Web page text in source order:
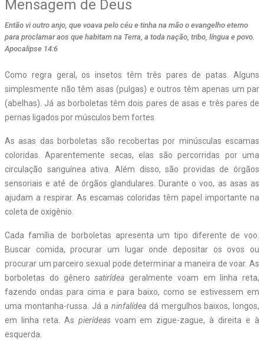
Mensagem de Deus
Então vi outro anjo, que voava pelo céu e tinha na mão o evangelho eterno
para proclamar aos que habitam na Terra, a toda nação, tribo, língua e povo.
Apocalipse 14:6
Como regra geral, os insetos têm três pares de patas. Alguns
simplesmente não têm asas (pulgas) e outros têm apenas um par
(abelhas). Já as borboletas têm dois pares de asas e três pares de
pernas ligados por músculos bem fortes.
As asas das borboletas são recobertas por minúsculas escamas
coloridas. Aparentemente secas, elas são percorridas por uma
circulação sanguínea ativa. Além disso, são providas de órgãos
sensoriais e até de órgãos glandulares. Durante o voo, as asas as
ajudam a respirar. As escamas coloridas têm papel importante na
coleta de oxigênio.
Cada família de borboletas apresenta um tipo diferente de voo.
Buscar comida, procurar um lugar onde depositar os ovos ou
procurar um parceiro sexual pode determinar a maneira de voar. As
borboletas do gênerosatirídea geralmente voam em linha reta,
fazendo ondas para cima e para baixo, como se estivessem em
uma montanha-russa. Já a ninfalídea dá mergulhos baixos, longos,
em linha reta. As pierídeasvoam em zigue-zague, à direita e à
esquerda.